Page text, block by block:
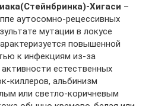
Хигаси –
аутосомно-рецессивных
мутации в локусе
повышенной
к инфекциям из-за
естественных
киллеров, альбинизм
или светло-коричневым